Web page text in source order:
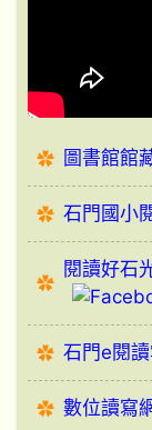
圖書館館
石門國小
閱讀好石
石門e閱
數位讀寫